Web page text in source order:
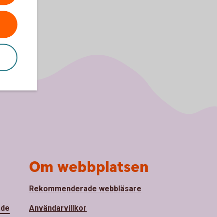
Om webbplatsen
Rekommenderade webbläsare
Användarvillkor